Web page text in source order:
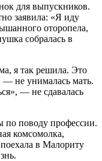
для выпускников.
заявила: «Я иду
оторопела,
собралась в
я так решила. Это
не унималась мать.
— не сдавалась
по поводу профессии.
комсомолка,
в Малориту